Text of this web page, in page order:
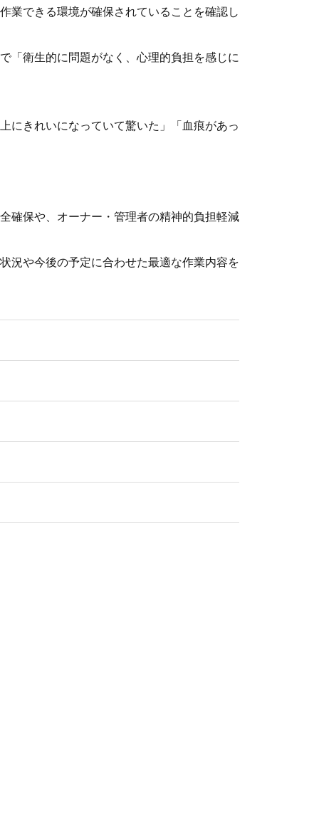
業できる環境が確保されていることを確認し
「衛生的に問題がなく、心理的負担を感じに
にきれいになっていて驚いた」「血痕があっ
確保や、オーナー・管理者の精神的負担軽減
況や今後の予定に合わせた最適な作業内容を